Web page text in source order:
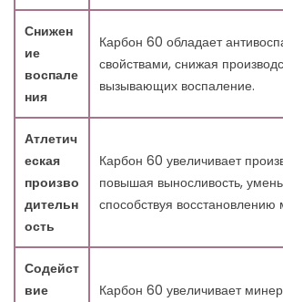
14.7. Безопасен ли углерод 60 для
использования?
14.8. Можно ли использовать углерод
14.9. Каково будущее углерода 60?
14.10. Где можно найти продукты с
Снижен
ие
воспале
ния
Карбон 60 обладает
свойствами, снижая
вызывающих воспаление.
Атлетич
еская
произво
дительн
ость
Карбон 60 увеличивает
повышая выносливость,
способствуя
Содейст
вие
Карбон 60 увеличивает